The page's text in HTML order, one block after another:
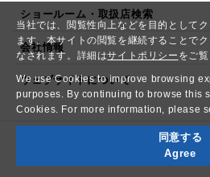
当社では、閲覧性向上などを目的として
ます。本サイトの閲覧を継続することで
なされます。詳細はサイトポリシー をご覧
We use Cookies to improve browsing
purposes. By continuing to browse this
Cookies. For more information, please
同意する
Agree
ショールーム・取扱店検索
会社情報
ウェブサイトについて
Copyright© NICHIBEI CO.,LTD. All